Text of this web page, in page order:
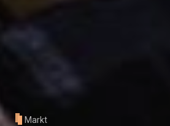
Markt